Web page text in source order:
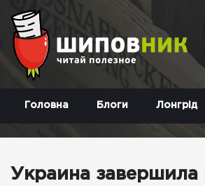
Головна Блоги Лонгрід
Украина